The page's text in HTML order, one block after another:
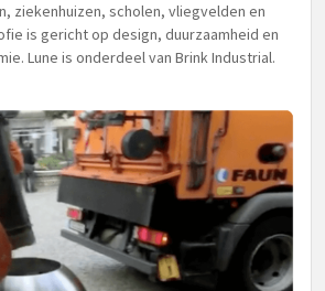
ziekenhuizen, scholen, vliegvelden en
is gericht op design, duurzaamheid en
Lune is onderdeel van Brink Industrial.